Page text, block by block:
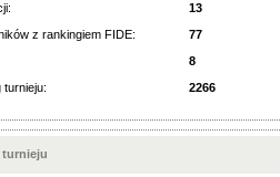
13
z rankingiem FIDE:
77
8
turnieju:
2266
turnieju